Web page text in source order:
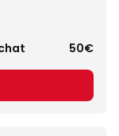
50€